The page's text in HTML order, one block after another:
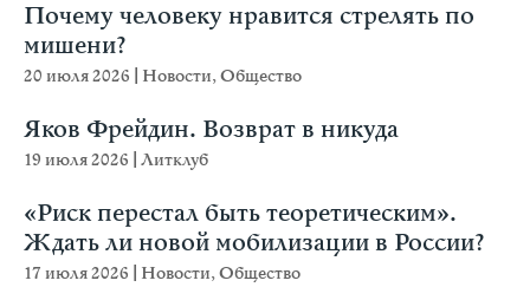
Почему человеку нравится стрелять по
мишени?
20 июля 2026 Новости,Общество
Яков Фрейдин. Возврат в никуда
19 июля 2026 Литклуб
«Риск перестал быть теоретическим».
Ждать ли новой мобилизации в России?
17 июля 2026 Новости,Общество